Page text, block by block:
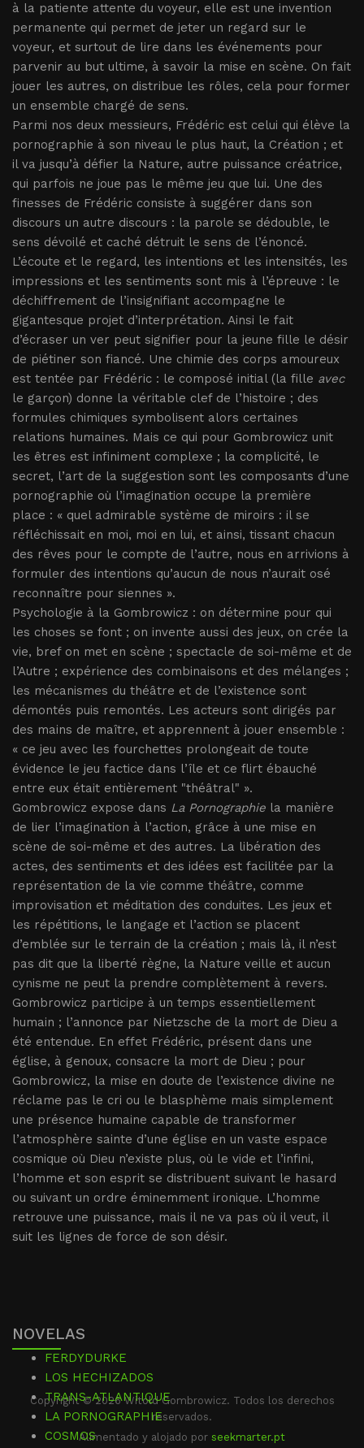
à la patiente attente du voyeur, elle est une invention
permanente qui permet de jeter un regard sur le
voyeur, et surtout de lire dans les événements pour
parvenir au but ultime, à savoir la mise en scène. On fait
jouer les autres, on distribue les rôles, cela pour former
un ensemble chargé de sens.
Parmi nos deux messieurs, Frédéric est celui qui élève la
pornographie à son niveau le plus haut, la Création ; et
il va jusqu’à défier la Nature, autre puissance créatrice,
qui parfois ne joue pas le même jeu que lui. Une des
finesses de Frédéric consiste à suggérer dans son
discours un autre discours : la parole se dédouble, le
sens dévoilé et caché détruit le sens de l’énoncé.
L’écoute et le regard, les intentions et les intensités, les
impressions et les sentiments sont mis à l’épreuve : le
déchiffrement de l’insignifiant accompagne le
gigantesque projet d’interprétation. Ainsi le fait
d’écraser un ver peut signifier pour la jeune fille le désir
de piétiner son fiancé. Une chimie des corps amoureux
est tentée par Frédéric : le composé initial (la fille avec
le garçon) donne la véritable clef de l’histoire ; des
formules chimiques symbolisent alors certaines
relations humaines. Mais ce qui pour Gombrowicz unit
les êtres est infiniment complexe ; la complicité, le
secret, l’art de la suggestion sont les composants d’une
pornographie où l’imagination occupe la première
place : « quel admirable système de miroirs : il se
réfléchissait en moi, moi en lui, et ainsi, tissant chacun
des rêves pour le compte de l’autre, nous en arrivions à
formuler des intentions qu’aucun de nous n’aurait osé
reconnaître pour siennes ».
Psychologie à la Gombrowicz : on détermine pour qui
les choses se font ; on invente aussi des jeux, on crée la
vie, bref on met en scène ; spectacle de soi-même et de
l’Autre ; expérience des combinaisons et des mélanges ;
les mécanismes du théâtre et de l’existence sont
démontés puis remontés. Les acteurs sont dirigés par
des mains de maître, et apprennent à jouer ensemble :
« ce jeu avec les fourchettes prolongeait de toute
évidence le jeu factice dans l’île et ce flirt ébauché
entre eux était entièrement "théâtral" ».
Gombrowicz expose dans La Pornographie la manière
de lier l’imagination à l’action, grâce à une mise en
scène de soi-même et des autres. La libération des
actes, des sentiments et des idées est facilitée par la
représentation de la vie comme théâtre, comme
improvisation et méditation des conduites. Les jeux et
les répétitions, le langage et l’action se placent
d’emblée sur le terrain de la création ; mais là, il n’est
pas dit que la liberté règne, la Nature veille et aucun
cynisme ne peut la prendre complètement à revers.
Gombrowicz participe à un temps essentiellement
humain ; l’annonce par Nietzsche de la mort de Dieu a
été entendue. En effet Frédéric, présent dans une
église, à genoux, consacre la mort de Dieu ; pour
Gombrowicz, la mise en doute de l’existence divine ne
réclame pas le cri ou le blasphème mais simplement
une présence humaine capable de transformer
l’atmosphère sainte d’une église en un vaste espace
cosmique où Dieu n’existe plus, où le vide et l’infini,
l’homme et son esprit se distribuent suivant le hasard
ou suivant un ordre éminemment ironique. L’homme
retrouve une puissance, mais il ne va pas où il veut, il
suit les lignes de force de son désir.
NOVELAS
FERDYDURKE
LOS HECHIZADOS
TRANS-ATLANTIQUE
LA PORNOGRAPHIE
COSMOS
Copyright © 2026 Witold Gombrowicz. Todos los derechos
reservados.
Alimentado y alojado por seekmarter.pt